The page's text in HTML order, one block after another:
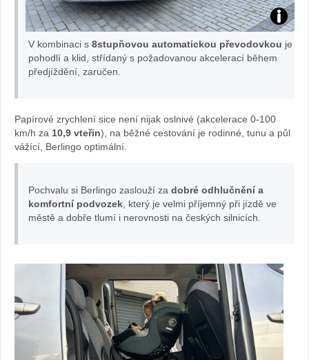
test
V kombinaci s 8stupňovou automatickou převodovkou je
pohodlí a klid, střídaný s požadovanou akcelerací během
předjíždění, zaručen.
Papírové zrychlení sice není nijak oslnivé (akcelerace 0-100
km/h za 10,9 vteřin), na běžné cestování je rodinné, tunu a půl
vážící, Berlingo optimální.
Pochvalu si Berlingo zaslouží za dobré odhlučnění a
komfortní podvozek , který je velmi příjemný při jízdě ve
městě a dobře tlumí i nerovnosti na českých silnicích.